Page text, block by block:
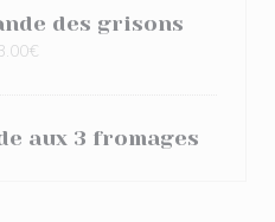
des grisons
aux 3 fromages